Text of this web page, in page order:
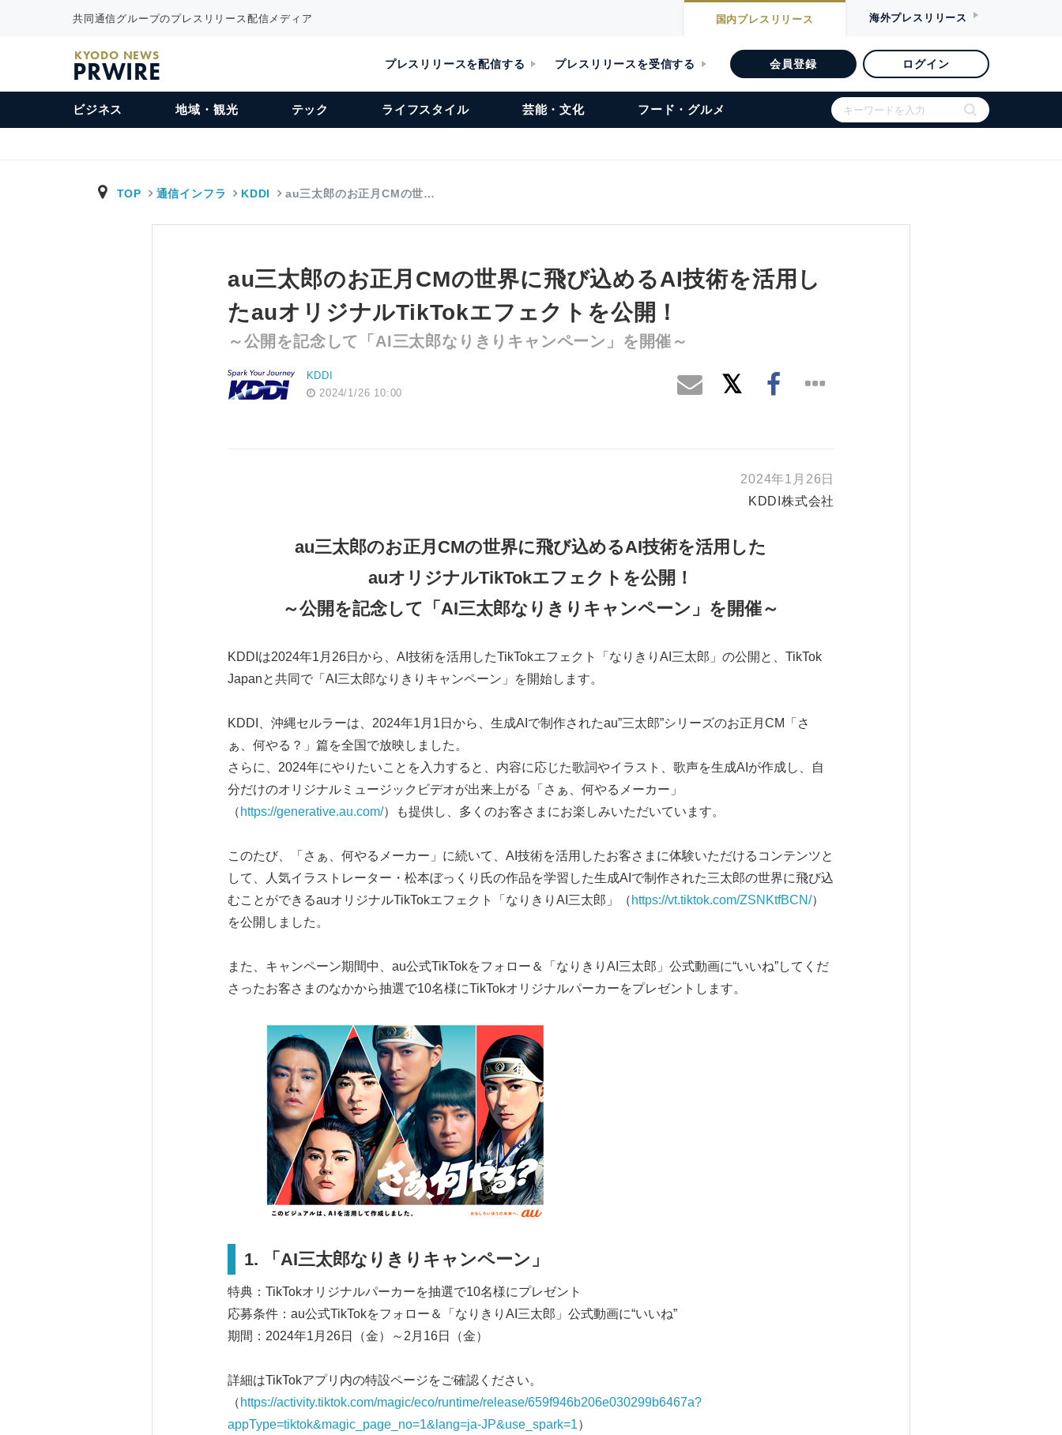
共同通信グループのプレスリリース配信メディア 国内プレスリリース 海外プレスリリース
KYODO NEWS
PRWIRE プレスリリースを配信する プレスリリースを受信する 会員登録 ログイン
ビジネス 地域・観光 テック ライフスタイル 芸能・文化 フード・グルメ
TOP 通信インフラ KDDI au三太郎のお正月CMの世…
au三太郎のお正月CMの世界に飛び込めるAI技術を活用し
たauオリジナルTikTokエフェクトを公開！
～公開を記念して「AI三太郎なりきりキャンペーン」を開催～
KDDI
2024/1/26 10:00
2024年1月26日
KDDI株式会社
au三太郎のお正月 CMの世界に飛び込めるAI技術を活用した
auオリジナルTikTokエフェクトを公開！
～公開を記念して「AI三太郎なりきりキャンペーン」を開催～
KDDIは2024年1月26日から、AI技術を活用したTikTokエフェクト「なりきりAI三太郎」の公開と、TikTok
Japanと共同で「AI三太郎なりきりキャンペーン」を開始します。
KDDI、沖縄セルラーは、2024年1月1日から、生成AIで制作されたau”三太郎”シリーズのお正月CM「さ
ぁ、何やる？」篇を全国で放映しました。
さらに、2024年にやりたいことを入力すると、内容に応じた歌詞やイラスト、歌声を生成AIが作成し、自
分だけのオリジナルミュージックビデオが出来上がる「さぁ、何やるメーカー」
（ https://generative.au.com/）も提供し、多くのお客さまにお楽しみいただいています。
このたび、「さぁ、何やるメーカー」に続いて、AI技術を活用したお客さまに体験いただけるコンテンツと
して、人気イラストレーター・松本ぼっくり氏の作品を学習した生成AIで制作された三太郎の世界に飛び込
むことができるauオリジナルTikTokエフェクト「なりきりAI三太郎」（ https://vt.tiktok.com/ZSNKtfBCN/）
を公開しました。
また、キャンペーン期間中、au公式TikTokをフォロー＆「なりきりAI三太郎」公式動画に“いいね”してくだ
さったお客さまのなかから抽選で10名様にTikTokオリジナルパーカーをプレゼントします。
1. 「AI三太郎なりきりキャンペーン」
特典：TikTokオリジナルパーカーを抽選で10名様にプレゼント
応募条件：au公式TikTokをフォロー＆「なりきりAI三太郎」公式動画に“いいね”
期間：2024年1月26日（金）～2月16日（金）
詳細はTikTokアプリ内の特設ページをご確認ください。
（ https://activity.tiktok.com/magic/eco/runtime/release/659f946b206e030299b6467a?
appType=tiktok&magic_page_no=1&lang=ja-JP&use_spark=1）